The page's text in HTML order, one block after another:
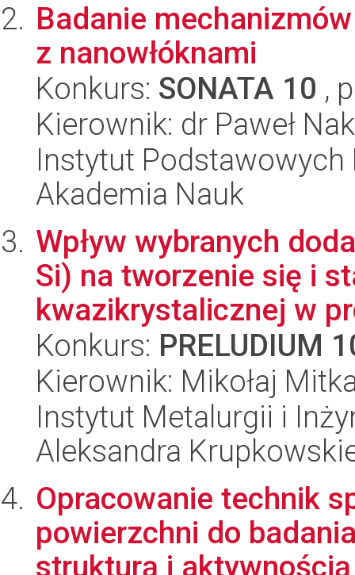
Badanie
z nanowłóknami
Konkurs: SONATA 10 ,
Kierownik: dr Paweł
Instytut
Akademia Nauk
Wpływ wybranych
Si) na tworzenie się i
kwazikrystalicznej w
Konkurs: PRELUDIUM
Kierownik: Mikołaj
Instytut Metalurgii i
Aleksandra
Opracowanie technik
powierzchni do
strukturą i